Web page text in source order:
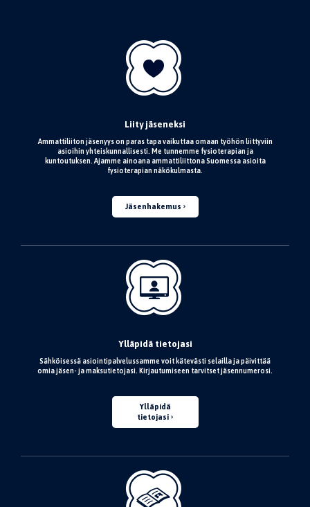
Liity jäseneksi
Ammattiliiton jäsenyys on paras tapa vaikuttaa omaan työhön liittyviin
asioihin yhteiskunnallisesti. Me tunnemme fysioterapian ja
kuntoutuksen. Ajamme ainoana ammattiliittona Suomessa asioita
fysioterapian näkökulmasta.
Jäsenhakemus
Ylläpidä tietojasi
Sähköisessä asiointipalvelussamme voit kätevästi selailla ja päivittää
omia jäsen- ja maksutietojasi. Kirjautumiseen tarvitset jäsennumerosi.
Ylläpidä
tietojasi